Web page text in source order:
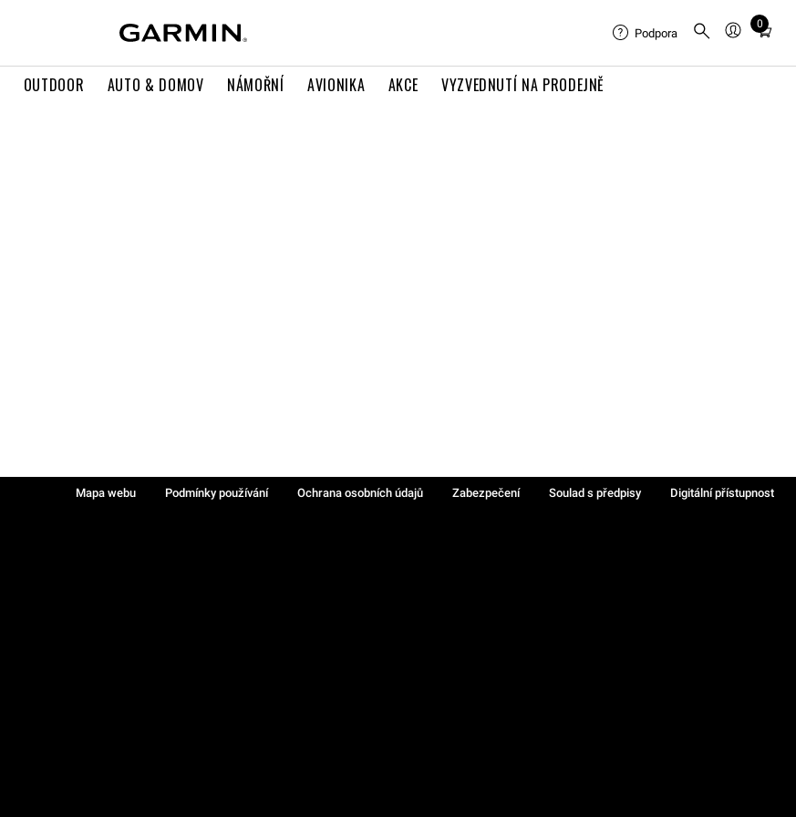
OUTDOOR AUTO & DOMOV NÁMOŘNÍ AVIONIKA AKCE VYZVEDNUTÍ NA PRODEJNĚ
Podpora
0
Total
in
Mapa webu Podmínky používání Ochrana osobních údajů Zabezpečení Soulad s předpisy
Digitální přístupnost